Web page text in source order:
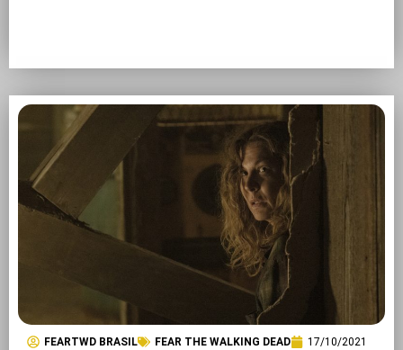
FEARTWD BRASIL FEAR THE WALKING DEAD 17/10/2021